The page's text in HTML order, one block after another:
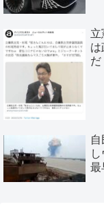
立
は
だ
最